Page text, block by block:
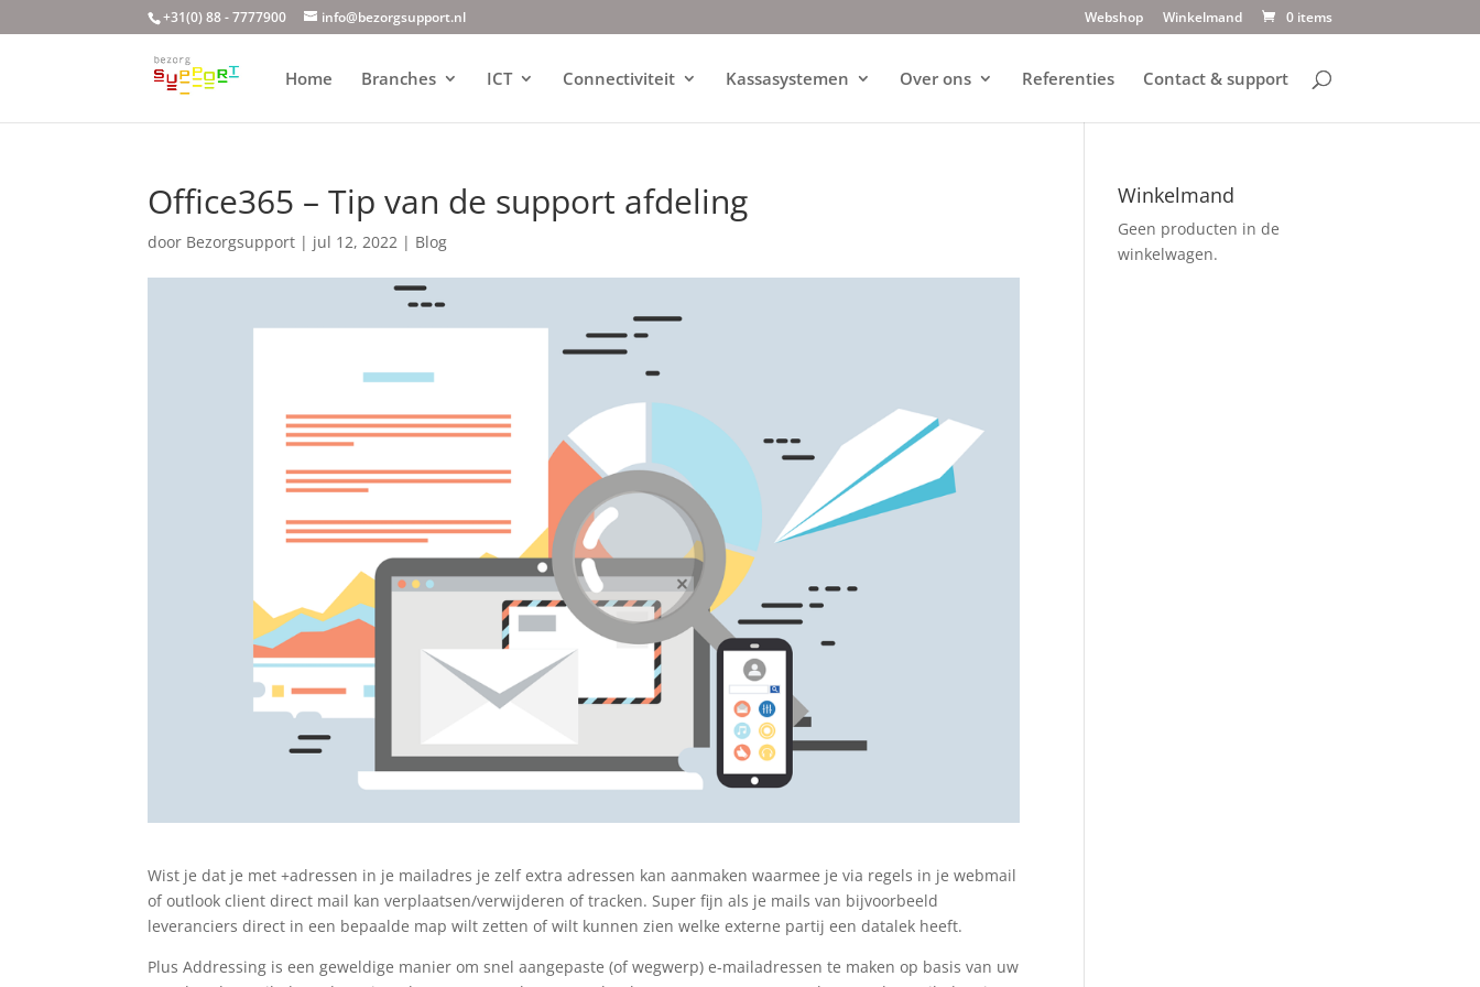
+31(0) 88 - 7777900 info@bezorgsupport.nl Webshop Winkelmand 0 items
Home Branches ICT Connectiviteit Kassasystemen Over ons Referenties Contact & support
Office365 – Tip van de support afdeling
door Bezorgsupport | jul 12, 2022 | Blog
Wist je dat je met +adressen in je mailadres je zelf extra adressen kan aanmaken waarmee je via regels in je webmail
of outlook client direct mail kan verplaatsen/verwijderen of tracken. Super fijn als je mails van bijvoorbeeld
leveranciers direct in een bepaalde map wilt zetten of wilt kunnen zien welke externe partij een datalek heeft.
Plus Addressing is een geweldige manier om snel aangepaste (of wegwerp) e-mailadressen te maken op basis van uw
Winkelmand
Geen producten in de
winkelwagen.